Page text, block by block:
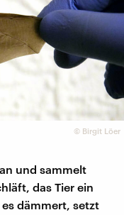
© Birgit Löer
und sammelt
das Tier ein
dämmert, setzt